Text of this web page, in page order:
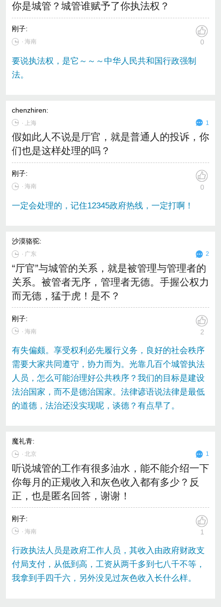
你是城管？城管谁赋予了你执法权？
刚子:
∙ 海南 0
要说执法权，是它～～～中华人民共和国行政强制
法。
chenzhiren:
∙ 上海 1
假如此人不说是厅官，就是普通人的投诉，你
们也是这样处理的吗？
刚子:
∙ 海南 0
一定会处理的，记住12345政府热线，一定打啊！
沙漠骆驼:
∙ 广东 2
“厅官”与城管的关系，就是被管理与管理者的
关系。被管者无序，管理者无德。手握公权力
而无德，猛于虎！是不？
刚子:
∙ 海南 2
有失偏颇。享受权利必先履行义务，良好的社会秩序
需要大家共同遵守，协力而为。光靠几百个城管执法
人员，怎么可能治理好公共秩序？我们的目标是建设
法治国家，而不是德治国家。法律谚语说法律是最低
的道德，法治还没实现呢，谈德？有点早了。
魔礼青:
∙北京 1
听说城管的工作有很多油水，能不能介绍一下
你每月的正规收入和灰色收入都有多少？反
正，也是匿名回答，谢谢！
刚子:
∙ 海南 1
行政执法人员是政府工作人员，其收入由政府财政支
付局支付，从低到高，工资从两千多到七八千不等，
我拿到手四千六，另外没见过灰色收入长什么样。